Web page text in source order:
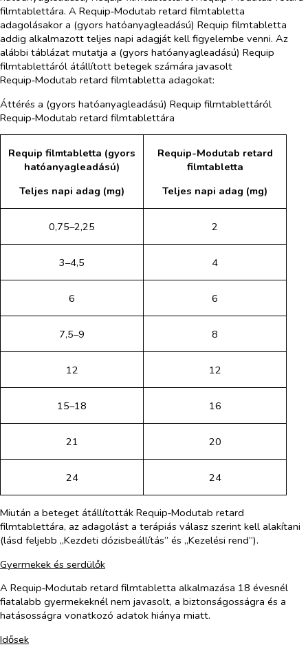
filmtablettára. A Requip‑Modutab retard filmtabletta
adagolásakor a (gyors hatóanyagleadású) Requip filmtabletta
addig alkalmazott teljes napi adagját kell figyelembe venni. Az
alábbi táblázat mutatja a (gyors hatóanyagleadású) Requip
filmtablettáról átállított betegek számára javasolt
Requip‑Modutab retard filmtabletta adagokat:
Áttérés a (gyors hatóanyagleadású) Requip filmtablettáról
Requip‑Modutab retard filmtablettára
Requip filmtabletta (gyors
hatóanyagleadású)
Teljes napi adag (mg)
Requip-Modutab retard
filmtabletta
Teljes napi adag (mg)
0,75–2,25 2
3–4,5 4
6 6
7,5–9 8
12 12
15–18 16
21 20
24 24
Miután a beteget átállították Requip‑Modutab retard
filmtablettára, az adagolást a terápiás válasz szerint kell alakítani
(lásd feljebb „Kezdeti dózisbeállítás” és „Kezelési rend”).
Gyermekek és serdülők
A Requip‑Modutab retard filmtabletta alkalmazása 18 évesnél
fiatalabb gyermekeknél nem javasolt, a biztonságosságra és a
hatásosságra vonatkozó adatok hiánya miatt.
Idősek